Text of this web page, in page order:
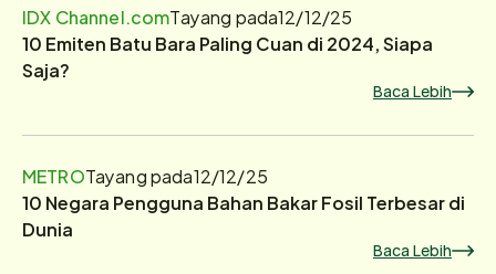
IDX Channel.comTayang pada12/12/25
10 Emiten Batu Bara Paling Cuan di 2024, Siapa
Saja?
Baca Lebih
METROTayang pada12/12/25
10 Negara Pengguna Bahan Bakar Fosil Terbesar di
Dunia
Baca Lebih